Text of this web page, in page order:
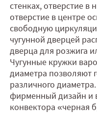
стенках, отверстие в
отверстие в центре
свободную
чугунной дверцей
дверца для розжига
Чугунные кружки
диаметра позволяют
различного
фирменный дизайн и
конвектора «черная